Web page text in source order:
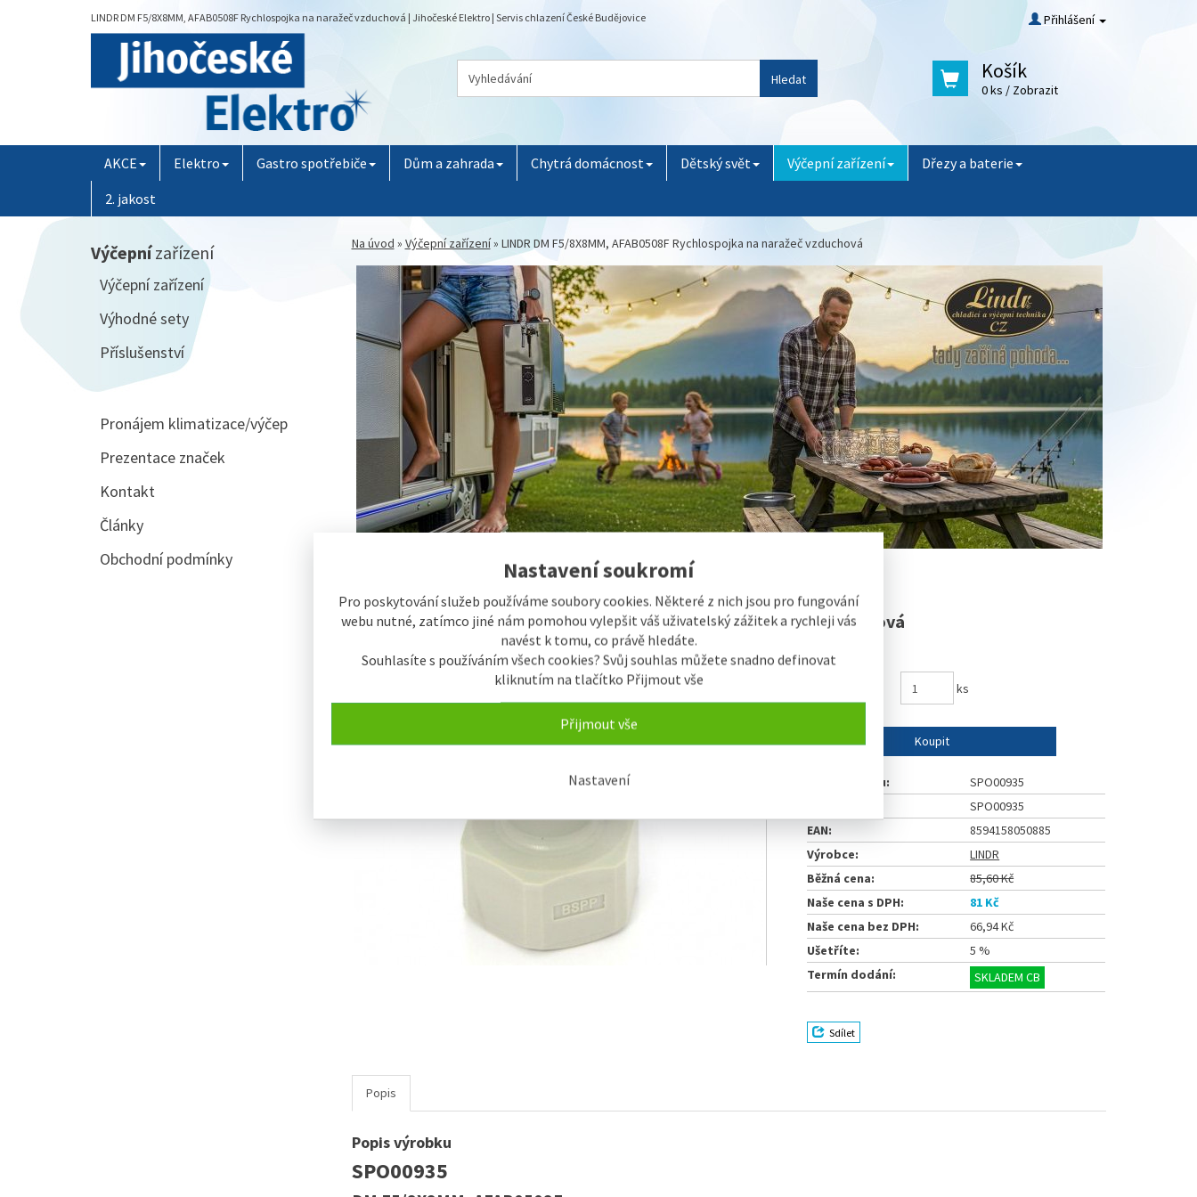
Nastavení soukromí
Pro poskytování služeb používáme soubory cookies. Některé z nich jsou pro fungování
webu nutné, zatímco jiné nám pomohou vylepšit váš uživatelský zážitek a rychleji vás
navést k tomu, co právě hledáte.
Souhlasíte s používáním všech cookies? Svůj souhlas můžete snadno definovat
kliknutím na tlačítko Přijmout vše
Přijmout vše
Nastavení
LINDR DM F5/8X8MM, AFAB0508F Rychlospojka na naražeč vzduchová | Jihočeské Elektro | Servis chlazení České Budějovice Přihlášení
Hledat Košík
0 ks / Zobrazit
AKCE Elektro Gastro spotřebiče Dům a zahrada Chytrá domácnost Dětský svět Výčepní zařízení
Dřezy a baterie
2. jakost
Na úvod » Výčepní zařízení» LINDR DM F5/8X8MM, AFAB0508F Rychlospojka na naražeč vzduchová
LINDR DM F5/8X8MM, AFAB0508F Rychlospojka na naražeč vzduchová
ks
Koupit
Číslo výrobku:
SPO00935
SPO00935
EAN:
8594158050885
Výrobce:
LINDR
Běžná cena:
85,60 Kč
Naše cena s DPH:
81 Kč
Naše cena bez DPH:
66,94 Kč
Ušetříte:
5 %
Termín dodání:
SKLADEM CB
Sdílet
Popis
Popis výrobku
SPO00935
Výčepnízařízení
Výčepní zařízení
Výhodné sety
Příslušenství
Pronájem klimatizace/výčep
Prezentace značek
Kontakt
Články
Obchodní podmínky